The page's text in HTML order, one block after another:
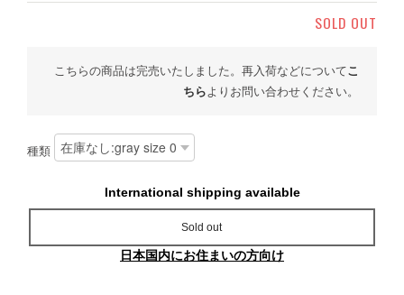
SOLD OUT
こちらの商品は完売いたしました。再入荷などについてこ
ちら よりお問い合わせください。
種類
International shipping available
Sold out
日本国内にお住まいの方向け